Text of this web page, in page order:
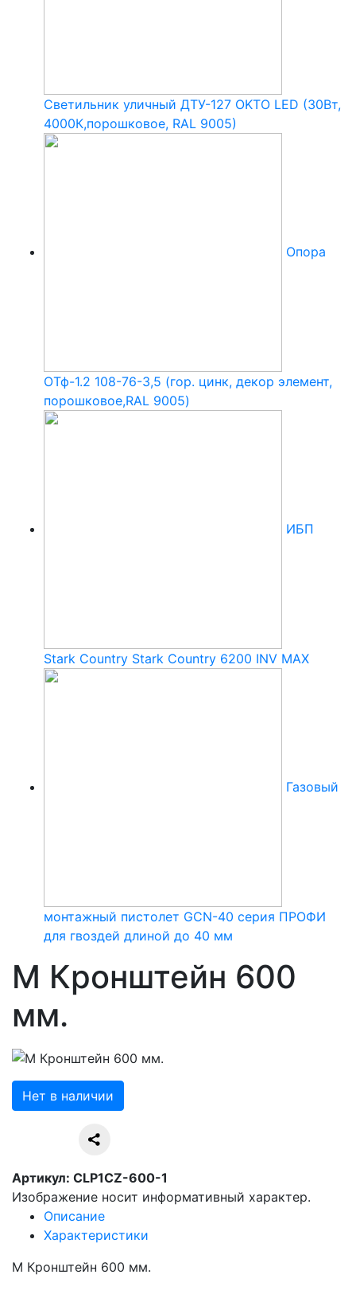
Светильник уличный ДТУ-127 OKTO LED (30Вт,
4000К,порошковое, RAL 9005)
Опора
ОТф-1.2 108-76-3,5 (гор. цинк, декор элемент,
порошковое,RAL 9005)
ИБП
Stark Country Stark Country 6200 INV MAX
Газовый
монтажный пистолет GCN-40 серия ПРОФИ
для гвоздей длиной до 40 мм
М Кронштейн 600
мм.
Нет в наличии
Артикул: CLP1CZ-600-1
Изображение носит информативный характер.
Описание
Характеристики
М Кронштейн 600 мм.